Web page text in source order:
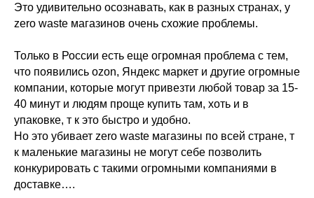
Это удивительно осознавать, как в разных странах, у
zero waste магазинов очень схожие проблемы.
Только в России есть еще огромная проблема с тем,
что появились ozon, Яндекс маркет и другие огромные
компании, которые могут привезти любой товар за 15-
40 минут и людям проще купить там, хоть и в
упаковке, т к это быстро и удобно.
Но это убивает zero waste магазины по всей стране, т
к маленькие магазины не могут себе позволить
конкурировать с такими огромными компаниями в
доставке….